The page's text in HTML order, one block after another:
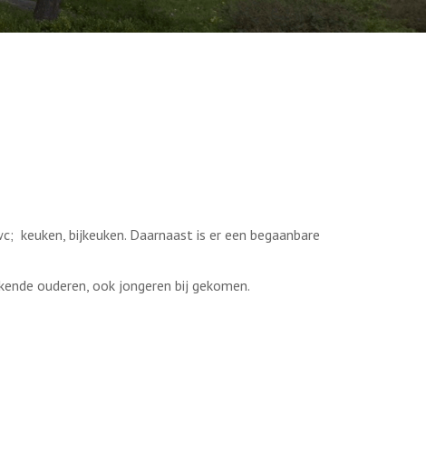
bijkeuken. Daarnaast is er een begaanbare
ouderen, ook jongeren bij gekomen.